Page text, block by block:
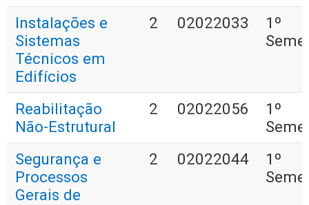
Instalações e
Sistemas
Técnicos em
Edifícios
2 02022033
1º
Reabilitação
Não-Estrutural
2 02022056
1º
Segurança e
Processos
Gerais de
2 02022044
1º